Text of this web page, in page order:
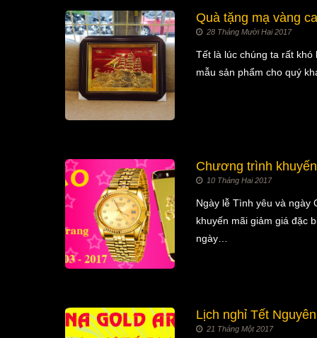
Quà tặng mạ vàng
28 Tháng Mười Hai 2017
Tết là lúc chúng ta rất
mẫu sản phẩm cho quý
Chương trình
10 Tháng Hai 2017
Ngày lễ Tình yêu và ngày
khuyến mãi giảm giá đặc
ngày…
Lịch nghỉ Tết
21 Tháng Một 2017